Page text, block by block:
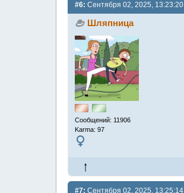
#6: Сентября 02, 2025, 13:23:20
Шляпница
Сообщений: 11906
Karma: 97
#7: Сентября 02, 2025, 13:25:14